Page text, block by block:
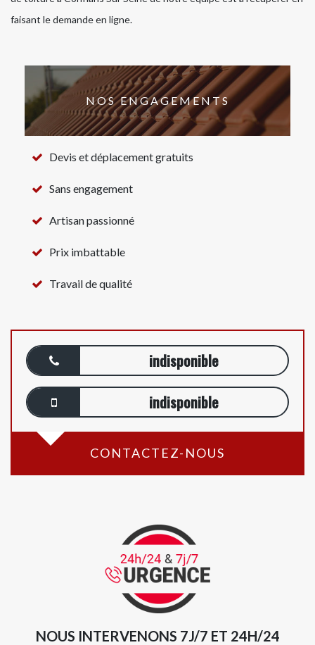
faisant le demande en ligne.
NOS ENGAGEMENTS
Devis et déplacement gratuits
Sans engagement
Artisan passionné
Prix imbattable
Travail de qualité
indisponible
indisponible
CONTACTEZ-NOUS
NOUS INTERVENONS 7J/7 ET 24H/24